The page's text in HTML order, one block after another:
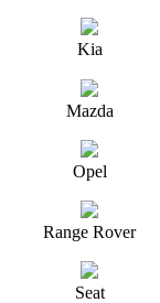
Kia
Mazda
Opel
Range Rover
Seat